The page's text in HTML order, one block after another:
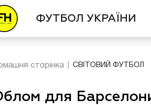
ФУТБОЛ УКРАЇНИ
сторінка СВІТОВИЙ ФУТБОЛ
для